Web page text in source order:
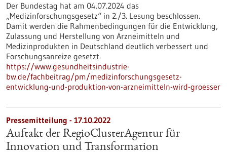
Der Bundestag hat am 04.07.2024 das
„Medizinforschungsgesetz“ in 2./3. Lesung beschlossen.
Damit werden die Rahmenbedingungen für die Entwicklung,
Zulassung und Herstellung von Arzneimitteln und
Medizinprodukten in Deutschland deutlich verbessert und
Forschungsanreize gesetzt.
https://www.gesundheitsindustrie-
bw.de/fachbeitrag/pm/medizinforschungsgesetz-
entwicklung-und-produktion-von-arzneimitteln-wird-groesser
Pressemitteilung - 17.10.2022
Auftakt der RegioClusterAgentur für
Innovation und Transformation